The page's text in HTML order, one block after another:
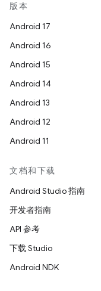
版本
Android 17
Android 16
Android 15
Android 14
Android 13
Android 12
Android 11
文档和下载
Android Studio 指南
开发者指南
API 参考
下载 Studio
Android NDK